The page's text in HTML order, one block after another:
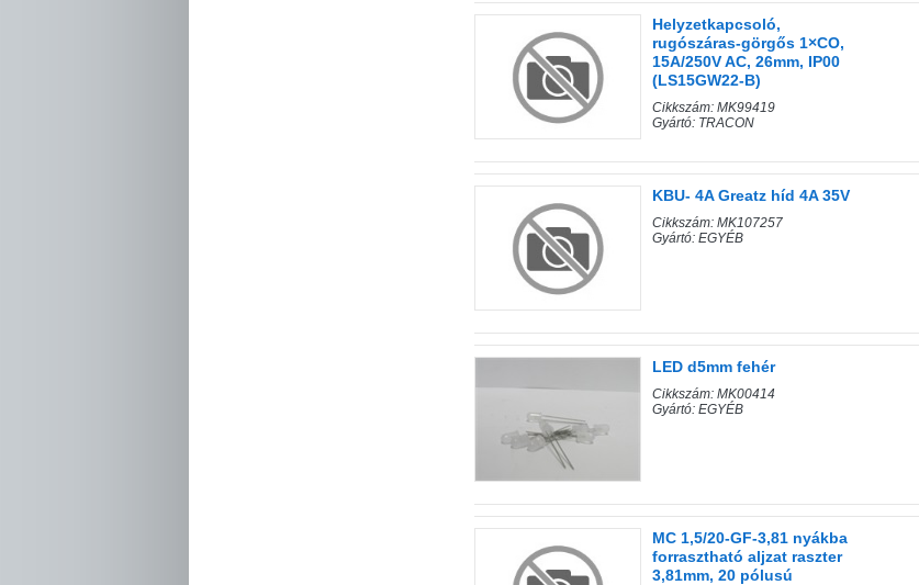
Helyzetkapcsoló,
rugószáras-görgős 1×CO,
15A/250V AC, 26mm, IP00
(LS15GW22-B)
Cikkszám: MK99419
Gyártó: TRACON
KBU- 4A Greatz híd 4A 35V
Cikkszám: MK107257
Gyártó: EGYÉB
LED d5mm fehér
Cikkszám: MK00414
Gyártó: EGYÉB
MC 1,5/20-GF-3,81 nyákba
forrasztható aljzat raszter
3,81mm, 20 pólusú